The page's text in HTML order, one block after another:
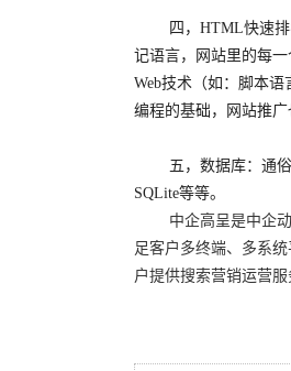
四，HTML快速
记语言，网站里的每
Web技术（如：脚本语
编程的基础，网站推
五，数据库：通
SQLite等等。
中企高呈是中企
足客户多终端、多系
户提供搜索营销运营